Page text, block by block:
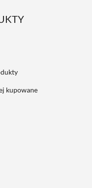
kupowane